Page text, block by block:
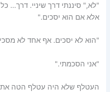
"לא," סיננתי דרך שיניי. דרך…
אלא אם הוא יסכים."
"הוא לא יסכים. אף אחד לא
"אני הסכמתי."
העטלף שלא היה עטלף הטה את